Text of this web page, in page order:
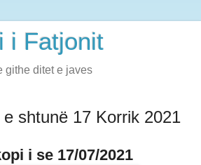
i Fatjonit
githe ditet e javes
shtunë 17 Korrik 2021
i se 17/07/2021